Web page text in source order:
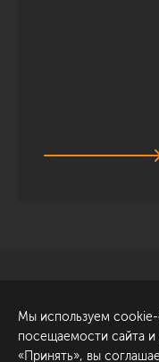
ул. Академика
к1
Мы используем cookie-
посещаемости сайта
«Принять», вы